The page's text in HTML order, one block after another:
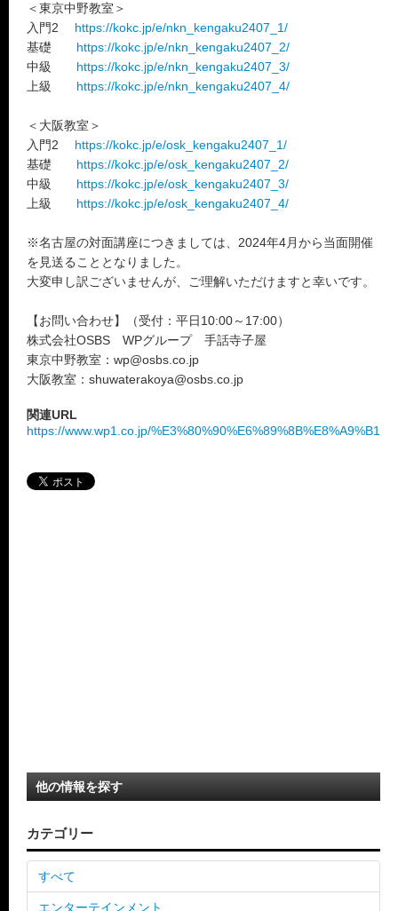
＜東京中野教室＞
入門2 https://kokc.jp/e/nkn_kengaku2407_1/
基礎 https://kokc.jp/e/nkn_kengaku2407_2/
中級 https://kokc.jp/e/nkn_kengaku2407_3/
上級 https://kokc.jp/e/nkn_kengaku2407_4/
＜大阪教室＞
入門2 https://kokc.jp/e/osk_kengaku2407_1/
基礎 https://kokc.jp/e/osk_kengaku2407_2/
中級 https://kokc.jp/e/osk_kengaku2407_3/
上級 https://kokc.jp/e/osk_kengaku2407_4/
※名古屋の対面講座につきましては、2024年4月から当面開催
を見送ることとなりました。
大変申し訳ございませんが、ご理解いただけますと幸いです。
【お問い合わせ】（受付：平日10:00～17:00）
株式会社OSBS WPグループ 手話寺子屋
東京中野教室：wp@osbs.co.jp
大阪教室：shuwaterakoya@osbs.co.jp
関連URL
https://www.wp1.co.jp/
他の情報を探す
カテゴリー
すべて
エンターテインメント